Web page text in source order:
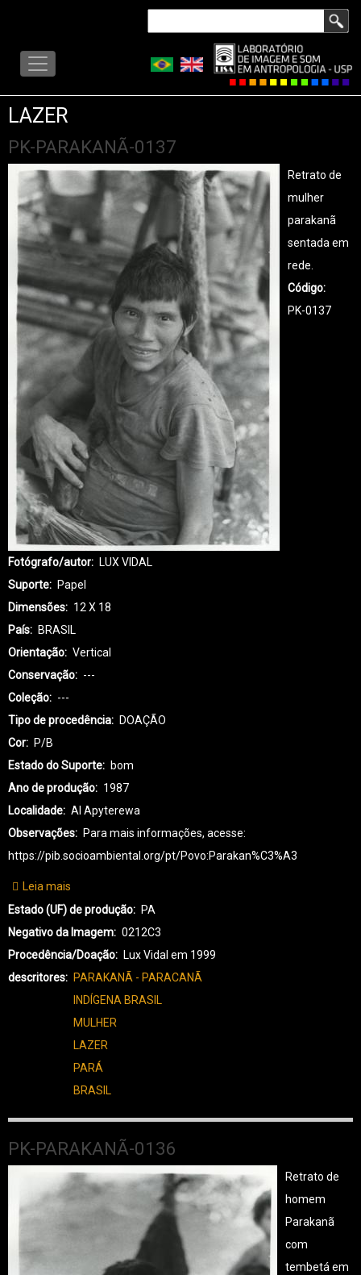
conteúdo
LISA
MENU
LAZER
PK-PARAKANÃ-0137
Retrato de
mulher
parakanã
sentada em
rede.
Código
PK-0137
Fotógrafo/autor
LUX VIDAL
Suporte
Papel
Dimensões
12 X 18
País
BRASIL
Orientação
Vertical
Conservação
---
Coleção
---
Tipo de procedência
DOAÇÃO
Cor
P/B
Estado do Suporte
bom
Ano de produção
1987
Localidade
AI Apyterewa
Observações
Para mais informações, acesse:
https://pib.socioambiental.org/pt/Povo:Parakan%C3%A3
Leia mais
PK-
PARAKANÃ-0137
Estado (UF) de produção
PA
Negativo da Imagem
0212C3
Procedência/Doação
Lux Vidal em 1999
descritores
PARAKANÃ - PARACANÃ
INDÍGENA BRASIL
MULHER
LAZER
PARÁ
BRASIL
PK-PARAKANÃ-0136
Retrato de
homem
Parakanã
com
tembetá em